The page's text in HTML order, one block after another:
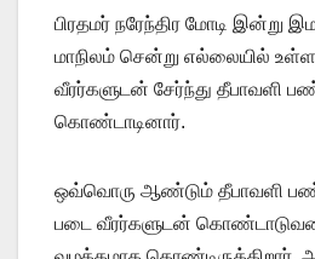
பிரதமர் நரேந்திர மோடி இன்று
மாநிலம் சென்று எல்லையில் உள்ள
வீரர்களுடன் சேர்ந்து தீபாவளி
கொண்டாடினார்.
ஒவ்வொரு ஆண்டும் தீபாவளி
படை வீரர்களுடன்